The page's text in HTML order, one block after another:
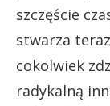
szczęście
stwarza
cokolwiek
radykalną